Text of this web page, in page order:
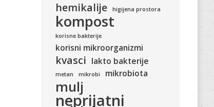
hemikalije higijena prostora
kompost
korisne bakterije
korisni mikroorganizmi
kvasci lakto bakterije
metan mikrobi mikrobiota
mulj
neprijatni